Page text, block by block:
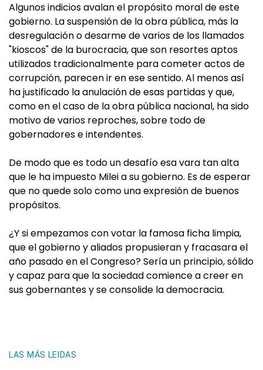
Algunos indicios avalan el propósito moral de este
gobierno. La suspensión de la obra pública, más la
desregulación o desarme de varios de los llamados
"kioscos" de la burocracia, que son resortes aptos
utilizados tradicionalmente para cometer actos de
corrupción, parecen ir en ese sentido. Al menos así
ha justificado la anulación de esas partidas y que,
como en el caso de la obra pública nacional, ha sido
motivo de varios reproches, sobre todo de
gobernadores e intendentes.
De modo que es todo un desafío esa vara tan alta
que le ha impuesto Milei a su gobierno. Es de esperar
que no quede solo como una expresión de buenos
propósitos.
¿Y si empezamos con votar la famosa ficha limpia,
que el gobierno y aliados propusieran y fracasara el
año pasado en el Congreso? Sería un principio, sólido
y capaz para que la sociedad comience a creer en
sus gobernantes y se consolide la democracia.
LAS MÁS LEIDAS